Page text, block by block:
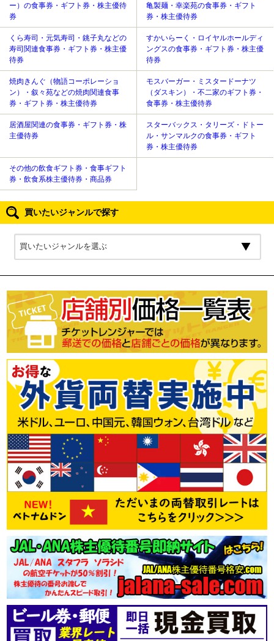
ー）の食事券・ギフト券・株主優待
券
亀製麺・幸楽苑の食事券・ギフト
券・株主優待券
くら寿司・元気寿司・銚子丸などの
寿司関連食事券・ギフト券・株主優
待券
すかいらーく・ロイヤルホールディ
ングスの食事券・ギフト券・株主優
待券
焼肉きんぐ（物語コーポレーショ
ン）・叙々苑などの焼肉関連食事
券・ギフト券・株主優待券
モスバーガー・ミスタードーナツ
（ダスキン）・不二家のギフト券・
食事券・株主優待券
居酒屋関連の食事券・ギフト券・株
主優待券
スターバックス・タリーズ・ドトー
ル・サンマルクの食事券・ギフト
券・株主優待券
その他の飲食ギフト券・食事ギフト
券・飲食系株主優待券・商品券
買いたいジャンルで探す